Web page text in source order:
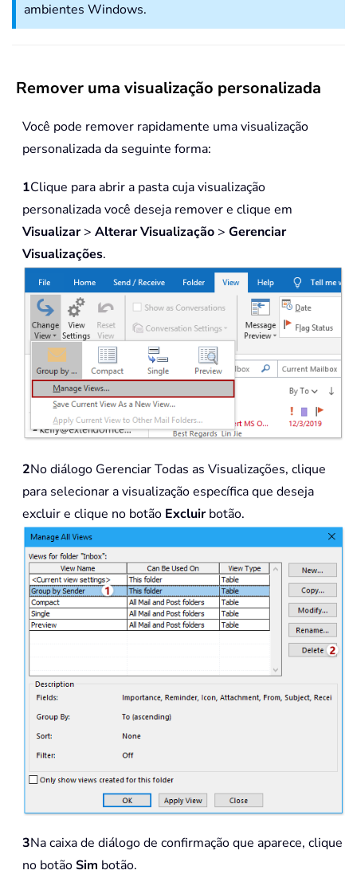
ambientes Windows.
Remover uma visualização personalizada
Você pode remover rapidamente uma visualização
personalizada da seguinte forma:
1Clique para abrir a pasta cuja visualização
personalizada você deseja remover e clique em
Visualizar> Alterar Visualização > Gerenciar
Visualizações.
2No diálogo Gerenciar Todas as Visualizações, clique
para selecionar a visualização específica que deseja
excluir e clique no botão Excluirbotão.
3Na caixa de diálogo de confirmação que aparece, clique
no botãoSim botão.